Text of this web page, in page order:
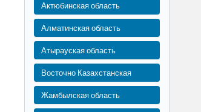
Актюбинская область
Алматинская область
Атырауская область
Восточно Казахстанская
Жамбылская область